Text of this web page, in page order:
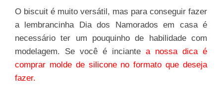
O biscuit é muito versátil, mas para conseguir fazer
a lembrancinha Dia dos Namorados em casa é
necessário ter um pouquinho de habilidade com
modelagem. Se você é inciante a nossa dica é
comprar molde de silicone no formato que deseja
fazer.